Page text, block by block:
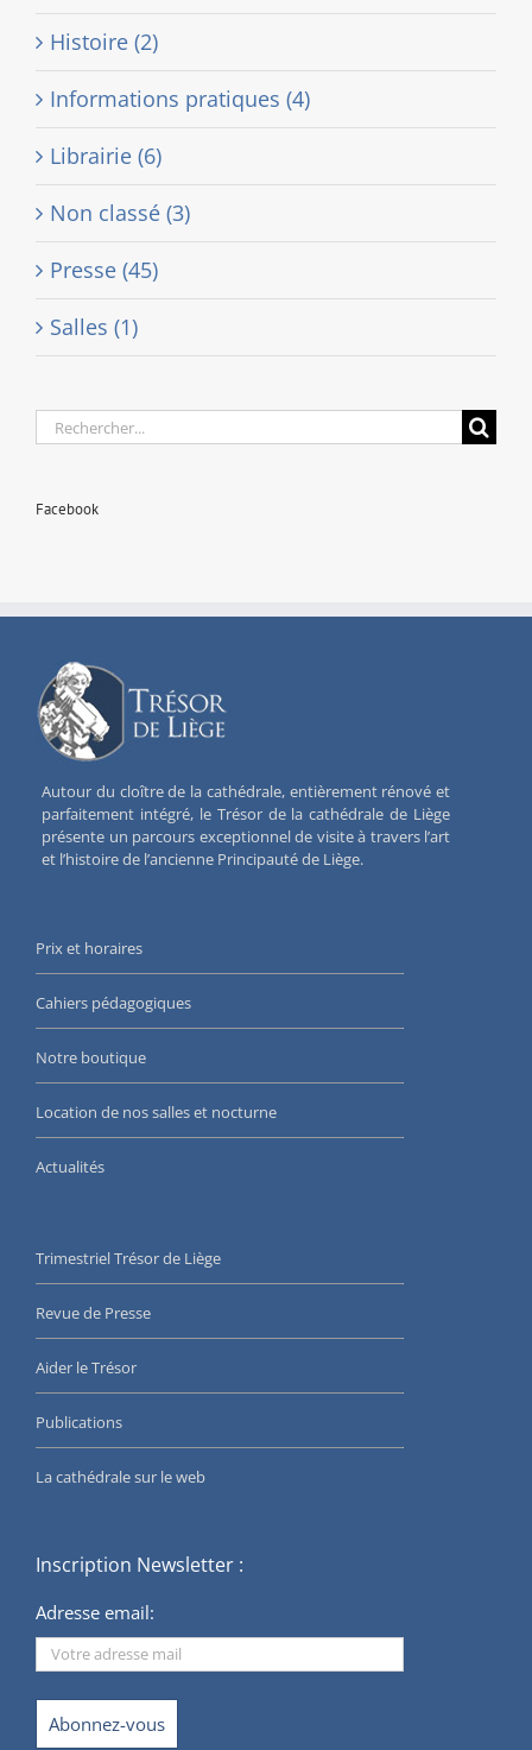
Histoire (2)
Informations pratiques (4)
Librairie (6)
Non classé (3)
Presse (45)
Salles (1)
Rechercher:
Facebook
Autour du cloître de la cathédrale, entièrement rénové et
parfaitement intégré, le Trésor de la cathédrale de Liège
présente un parcours exceptionnel de visite à travers l’art
et l’histoire de l’ancienne Principauté de Liège.
Prix et horaires
Cahiers pédagogiques
Notre boutique
Location de nos salles et nocturne
Actualités
Trimestriel Trésor de Liège
Revue de Presse
Aider le Trésor
Publications
La cathédrale sur le web
Inscription Newsletter :
Adresse email: